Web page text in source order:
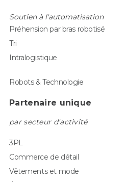
Soutien à l'automatisation
Préhension par bras robotisé
Tri
Intralogistique
Robots & Technologie
Partenaire unique
par secteur d'activité
3PL
Commerce de détail
Vêtements et mode